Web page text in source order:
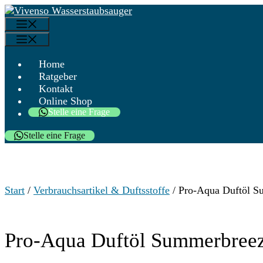
Zum
Inhalt
springen
Menü
Menü
Home
Ratgeber
Kontakt
Online Shop
Stelle eine Frage
Stelle eine Frage
Start / Verbrauchsartikel & Duftsstoffe / Pro-Aqua Duftöl
Pro-Aqua Duftöl